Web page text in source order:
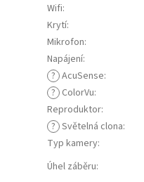
Wifi:
Krytí:
Mikrofon:
Napájení:
? AcuSense:
? ColorVu:
Reproduktor:
? Světelná clona:
Typ kamery:
Úhel záběru: